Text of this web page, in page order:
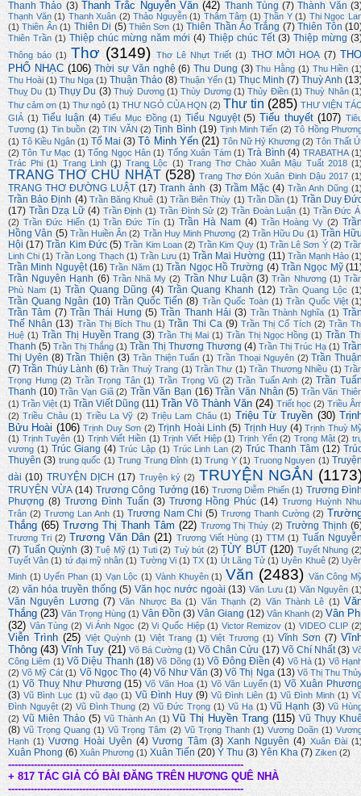
Thanh Thảo (3) Thanh Trắc Nguyễn Văn (42) Thanh Tùng (7) Thành Văn
Thạnh Văn (1) Thanh Xuân (2) Thảo Nguyễn (1) Thâm Tâm (1) Thần Y (1) Thi Ngọc
(1) Thiên Ân (1) Thiên Di (5) Thiên Sơn (1) Thiên Thần Áo Trắng (7) Thiên Tôn
Thiên Trần (1) Thiệp chúc mừng năm mới (4) Thiệp chúc Tết (3) Thiệp mừng
Thông báo (1) Thơ (3149) Thơ Lê Nhựt Triết (1) THƠ MỜI HOẠ (7)
PHỔ NHẠC (106) Thời sự Văn nghệ (6) Thu Dung (3) Thu Hằng (1) Thu Hiền
Thu Hoài (1) Thu Nga (1) Thuận Thảo (8) Thuận Yến (1) Thục Minh (7) Thuỳ Anh
Thuỵ Du (1) Thụy Du (3) Thuỳ Dương (1) Thùy Dương (1) Thủy Điền (1) Thuỳ Nhân
Thư cảm ơn (1) Thư ngỏ (1) THƯ NGỎ CỦA HQN (2) Thư tin (285) THƯ VIỆN
GIẢ (1) Tiểu luận (4) Tiểu Mục Đồng (1) Tiểu Nguyệt (5) Tiểu thuyết (107)
Tương (1) Tin buồn (2) TIN VĂN (2) Tịnh Bình (19) Tịnh Minh Tiến (2) Tô Hồng
(1) Tô Kiều Ngân (1) Tố Mai (3) Tô Minh Yến (21) Tôn Nữ Hỷ Khương (2) Tôn Thất
(2) Tôn Tư Mạc (1) Tống Ngọc Hân (1) Tống Xuân Tám (1) Trà Bình (4) TRABATHA
Trác Phi (1) Trang Linh (1) Trang Lộc (1) Trang Thơ Chào Xuân Mậu Tuất 2018
TRANG THƠ CHỦ NHẬT (528) Trang Thơ Đón Xuân Đinh Dậu 2017
TRANG THƠ ĐƯỜNG LUẬT (17) Tranh ảnh (3) Trầm Mặc (4) Trần Anh Dũng
Trần Bảo Định (4) Trần Băng Khuê (1) Trần Biên Thùy (1) Trần Dần (1) Trần Duy
(17) Trần Dzạ Lữ (4) Trần Định (1) Trần Đình Sử (2) Trần Đoàn Luận (1) Trần Đức
(2) Trần Đức Hiển (1) Trần Đức Tín (1) Trần Hà Nam (4) Trần Hoàng Vy (2)
Hồng Vân (5) Trần Huiền Ân (2) Trần Huy Minh Phương (2) Trần Hữu Du (1) Trần
Hội (17) Trần Kim Đức (5) Trần Kim Loan (2) Trần Kim Quy (1) Trần Lê Sơn Ý (2)
Linh Chi (1) Trần Long Thạch (1) Trần Lưu (1) Trần Mai Hường (11) Trần Mạnh Hảo
Trần Minh Nguyệt (16) Trần Năm (1) Trần Ngọc Hồ Trường (4) Trần Ngọc Mỹ
Trần Nguyên Hạnh (6) Trần Nhã My (2) Trần Như Luận (3) Trần Nhương (1)
Phù Nam (1) Trần Quang Dũng (4) Trần Quang Khanh (12) Trần Quang Lộc
Trần Quang Ngân (10) Trần Quốc Tiến (8) Trần Quốc Toàn (1) Trần Quốc Việt
Trần Tâm (7) Trần Thái Hưng (5) Trần Thanh Hải (3) Trần Thành Nghĩa (1)
Thế Nhân (13) Trần Thị Bích Thu (1) Trần Thi Ca (9) Trần Thị Cổ Tích (2) Trần
Huệ (1) Trần Thị Huyền Trang (3) Trần Thị Mai (1) Trần Thị Ngọc Hồng (1) Trần
Thanh (5) Trần Thị Thắng (1) Trần Thị Thương Thương (4) Trần Thị Trúc Hạ (1)
Thị Uyên (8) Trần Thiện (3) Trần Thiện Tuấn (1) Trần Thoại Nguyên (2) Trần
(7) Trần Thúy Lành (6) Trần Thuỳ Trang (1) Trần Thư (1) Trần Thương Nhiều (1)
Trọng Hưng (2) Trần Trọng Tân (1) Trần Trọng Vũ (2) Trần Tuấn Anh (2) Trần
Thanh (10) Trần Vạn Giã (2) Trần Văn Bạn (16) Trần Văn Nhân (5) Trần Văn
(1) Trần Việt (1) Trần Viết Dũng (11) Trần Võ Thành Văn (24) Triết học (2) Triều
(2) Triều Châu (1) Triều La Vỹ (2) Triệu Lam Châu (1) Triệu Từ Truyền (30)
Bửu Hoài (106) Trịnh Duy Sơn (2) Trịnh Hoài Linh (5) Trịnh Huy (4) Trịnh Thuỳ
(1) Trịnh Tuyên (1) Trịnh Viết Hiền (1) Trịnh Viết Hiệp (1) Trịnh Yến (2) Trọng Mật (2)
vương (1) Trúc Giang (4) Trúc Lập (1) Trúc Linh Lan (2) Trúc Thanh Tâm (12)
Thuyên (3) trung quốc (1) Trung Trung Đỉnh (1) Trung Y (1) Truong Nguyen (1)
dài (10) TRUYỆN DỊCH (17) Truyện ký (2) TRUYỆN NGẮN
TRUYỆN VỪA (14) Trương Công Tưởng (16) Trương Diễm Phiến (1) Trương
Phượng (8) Trương Đình Tuấn (3) Trương Hồng Phúc (14) Trương Huỳnh
Trân (2) Trương Lan Anh (1) Trương Nam Chi (5) Trương Thanh Cường (2)
Thắng (65) Trương Thị Thanh Tâm (22) Trương Thị Thúy (2) Trường Thịnh
Trương Tri (2) Trương Văn Dân (21) Trương Viết Hùng (1) TTM (1) Tuấn
(7) Tuấn Quỳnh (3) Tuệ Mỹ (1) Tuti (2) Tuỳ bút (2) TÙY BÚT (120) Tuyết Nhung
Tuyết Vân (1) tứ đại mỹ nhân (1) Tường Vi (1) TX (1) Út Lãng Tử (1) Uyên Khuê (2)
Minh (1) Uyển Phan (1) Vạn Lộc (1) Vành Khuyên (1) Văn (2483) Văn Công
(2) văn hóa truyền thống (5) Văn học nước ngoài (13) Văn Lưu (1) Văn Nguyên
Văn Nguyên Lương (7) Văn Nhược Ba (1) Văn Thạnh (2) Văn Thành Lê (1)
Thắng (23) Văn Trọng Hùng (1) Vân Đồn (3) Vân Giang (12) Vân Khanh (2) Vân
(32) Vân Tùng (2) Vi Ánh Ngọc (2) Vi Quốc Hiệp (1) Victor Remizov (1) VIDEO CLIP
Viễn Trình (25) Việt Quỳnh (1) Việt Trang (1) Việt Trương (1) Vĩnh Sơn (7)
Thông (43) Vĩnh Tuy (21) Võ Bá Cường (1) Võ Chân Cửu (17) Võ Chí Nhất (3)
Công Liêm (1) Võ Diệu Thanh (18) Võ Dõng (1) Võ Đông Điền (4) Võ Hà (1) Võ
(2) Võ Mỹ Cát (1) Võ Ngọc Thọ (4) Võ Như Văn (3) Võ Thị Nga (13) Võ Thị Thu
(1) Võ Thuỵ Như Phương (15) Võ Văn Hoa (1) Võ Văn Luyến (1) Võ Xuân
(3) Vũ Bình Lục (1) vũ đạo (1) Vũ Đình Huy (9) Vũ Đình Liên (1) Vũ Đình Minh (1)
Đình Nguyệt (2) Vũ Đình Thung (2) Vũ Đức Trọng (1) Vũ Hạ (1) Vũ Hạnh (3) Vũ
(2) Vũ Miên Thảo (5) Vũ Thành An (1) Vũ Thị Huyền Trang (115) Vũ Thụy
(8) Vũ Trọng Quang (1) Vũ Trọng Tâm (2) Vũ Trọng Thanh (1) Vương Doãn (1)
Hạnh (1) Vương Hoài Uyên (4) Vương Tâm (3) Xanh Nguyên (4) Xuân Đài
Xuân Phong (6) Xuân Phương (1) Xuân Tiến (20) Ý Thu (3) Yên Kha (7) Ziken (2)
-------------------------------------------------------------------------
+ 817 TÁC GIẢ CÓ BÀI ĐĂNG TRÊN HƯƠNG QUÊ NHÀ
-------------------------------------------------------------------------